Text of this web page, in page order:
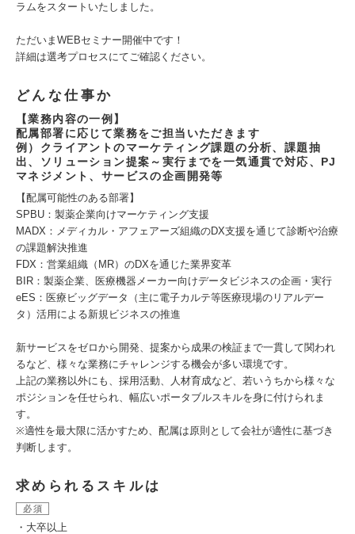
ラムをスタートいたしました。
ただいまWEBセミナー開催中です！
詳細は選考プロセスにてご確認ください。
どんな仕事か
【業務内容の一例】
配属部署に応じて業務をご担当いただきます
例）クライアントのマーケティング課題の分析、課題抽
出、ソリューション提案～実行までを一気通貫で対応、PJ
マネジメント、サービスの企画開発等
【配属可能性のある部署】
SPBU：製薬企業向けマーケティング支援
MADX：メディカル・アフェアーズ組織のDX支援を通じて診断や治療
の課題解決推進
FDX：営業組織（MR）のDXを通じた業界変革
BIR：製薬企業、医療機器メーカー向けデータビジネスの企画・実行
eES：医療ビッグデータ（主に電子カルテ等医療現場のリアルデー
タ）活用による新規ビジネスの推進
新サービスをゼロから開発、提案から成果の検証まで一貫して関われ
るなど、様々な業務にチャレンジする機会が多い環境です。
上記の業務以外にも、採用活動、人材育成など、若いうちから様々な
ポジションを任せられ、幅広いポータブルスキルを身に付けられま
す。
※適性を最大限に活かすため、配属は原則として会社が適性に基づき
判断します。
求められるスキルは
必須
・大卒以上